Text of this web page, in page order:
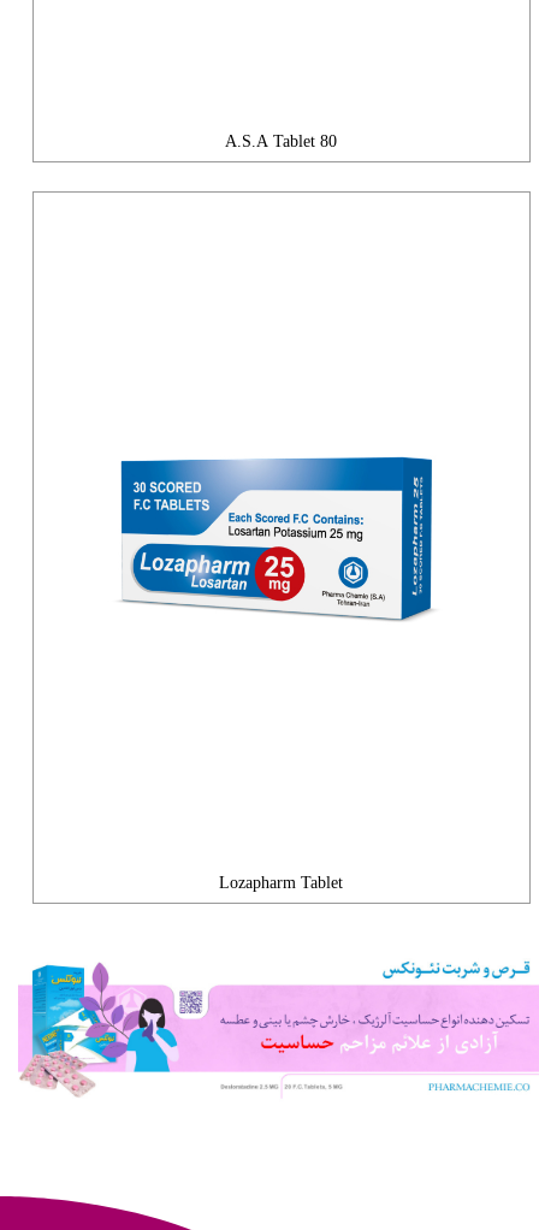
A.S.A Tablet 80
Lozapharm Tablet